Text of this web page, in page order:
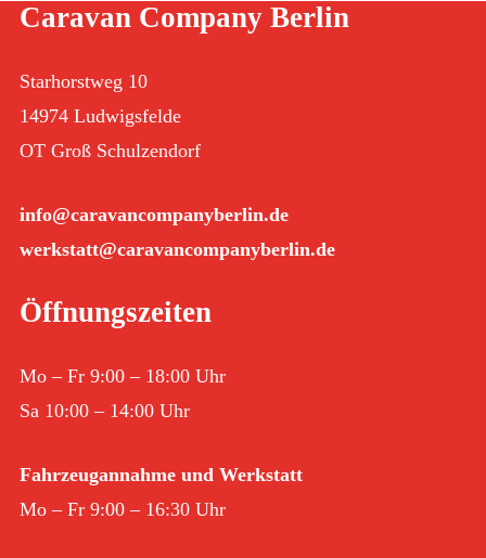
Caravan Company Berlin
Starhorstweg 10
14974 Ludwigsfelde
OT Groß Schulzendorf
info@caravancompanyberlin.de
werkstatt@caravancompanyberlin.de
Öffnungszeiten
Mo – Fr 9:00 – 18:00 Uhr
Sa 10:00 – 14:00 Uhr
Fahrzeugannahme und Werkstatt
Mo – Fr 9:00 – 16:30 Uhr